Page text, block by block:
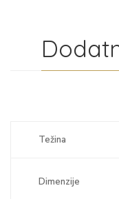
Težina
Dimenzije